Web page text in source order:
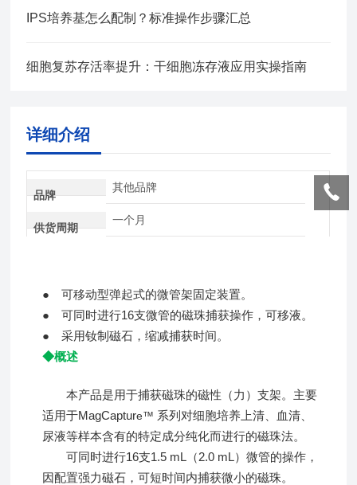
IPS培养基怎么配制？标准操作步骤汇总
细胞复苏存活率提升：干细胞冻存液应用实操指南
详细介绍
品牌
其他品牌
供货周期
一个月
● 可移动型弹起式的微管架固定装置。
● 可同时进行16支微管的磁珠捕获操作，可移液。
● 采用钕制磁石，缩减捕获时间。
◆概述
本产品是用于捕获磁珠的磁性（力）支架。主要
适用于MagCapture™ 系列对细胞培养上清、血清、
尿液等样本含有的特定成分纯化而进行的磁珠法。
可同时进行16支1.5 mL（2.0 mL）微管的操作，
因配置强力磁石，可短时间内捕获微小的磁珠。